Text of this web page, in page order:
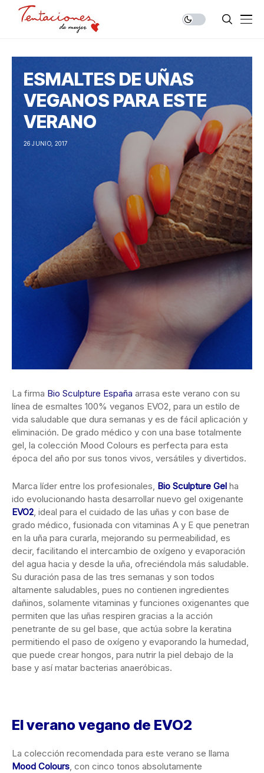
ESMALTES DE UÑAS
VEGANOS PARA ESTE
VERANO
26 JUNIO, 2017
La firma Bio Sculpture España arrasa este verano con su
línea de esmaltes 100% veganos EVO2, para un estilo de
vida saludable que dura semanas y es de fácil aplicación y
eliminación. De grado médico y con una base totalmente
gel, la colección Mood Colours es perfecta para esta
época del año por sus tonos vivos, versátiles y divertidos.
Marca líder entre los profesionales, Bio Sculpture Gel ha
ido evolucionando hasta desarrollar nuevo gel oxigenante
EVO2, ideal para el cuidado de las uñas y con base de
grado médico, fusionada con vitaminas A y E que penetran
en la uña para curarla, mejorando su permeabilidad, es
decir, facilitando el intercambio de oxígeno y evaporación
del agua hacia y desde la uña, ofreciéndola más saludable.
Su duración pasa de las tres semanas y son todos
altamente saludables, pues no contienen ingredientes
dañinos, solamente vitaminas y funciones oxigenantes que
permiten que las uñas respiren gracias a la acción
penetrante de su gel base, que actúa sobre la keratina
permitiendo el paso de oxígeno y evaporando la humedad,
que puede crear hongos, para nutrir la piel debajo de la
base y así matar bacterias anaeróbicas.
El verano vegano de EVO2
La colección recomendada para este verano se llama
Mood Colours, con cinco tonos absolutamente